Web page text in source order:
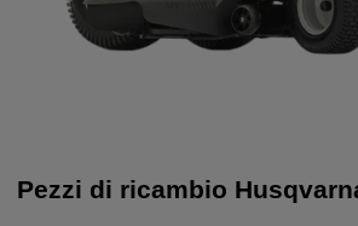
Pezzi di ricambio